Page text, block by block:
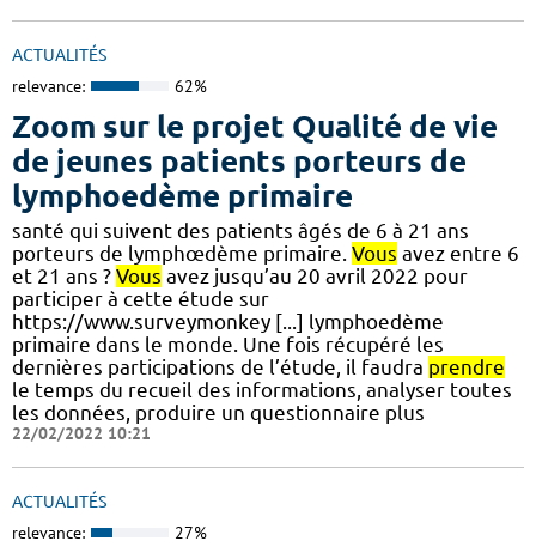
ACTUALITÉS
relevance: 62%
Zoom sur le projet Qualité de vie
de jeunes patients porteurs de
lymphoedème primaire
santé qui suivent des patients âgés de 6 à 21 ans
porteurs de lymphœdème primaire. Vous avez entre 6
et 21 ans ? Vous avez jusqu’au 20 avril 2022 pour
participer à cette étude sur
https://www.surveymonkey [...] lymphoedème
primaire dans le monde. Une fois récupéré les
dernières participations de l’étude, il faudra prendre
le temps du recueil des informations, analyser toutes
les données, produire un questionnaire plus
22/02/2022 10:21
ACTUALITÉS
relevance: 27%